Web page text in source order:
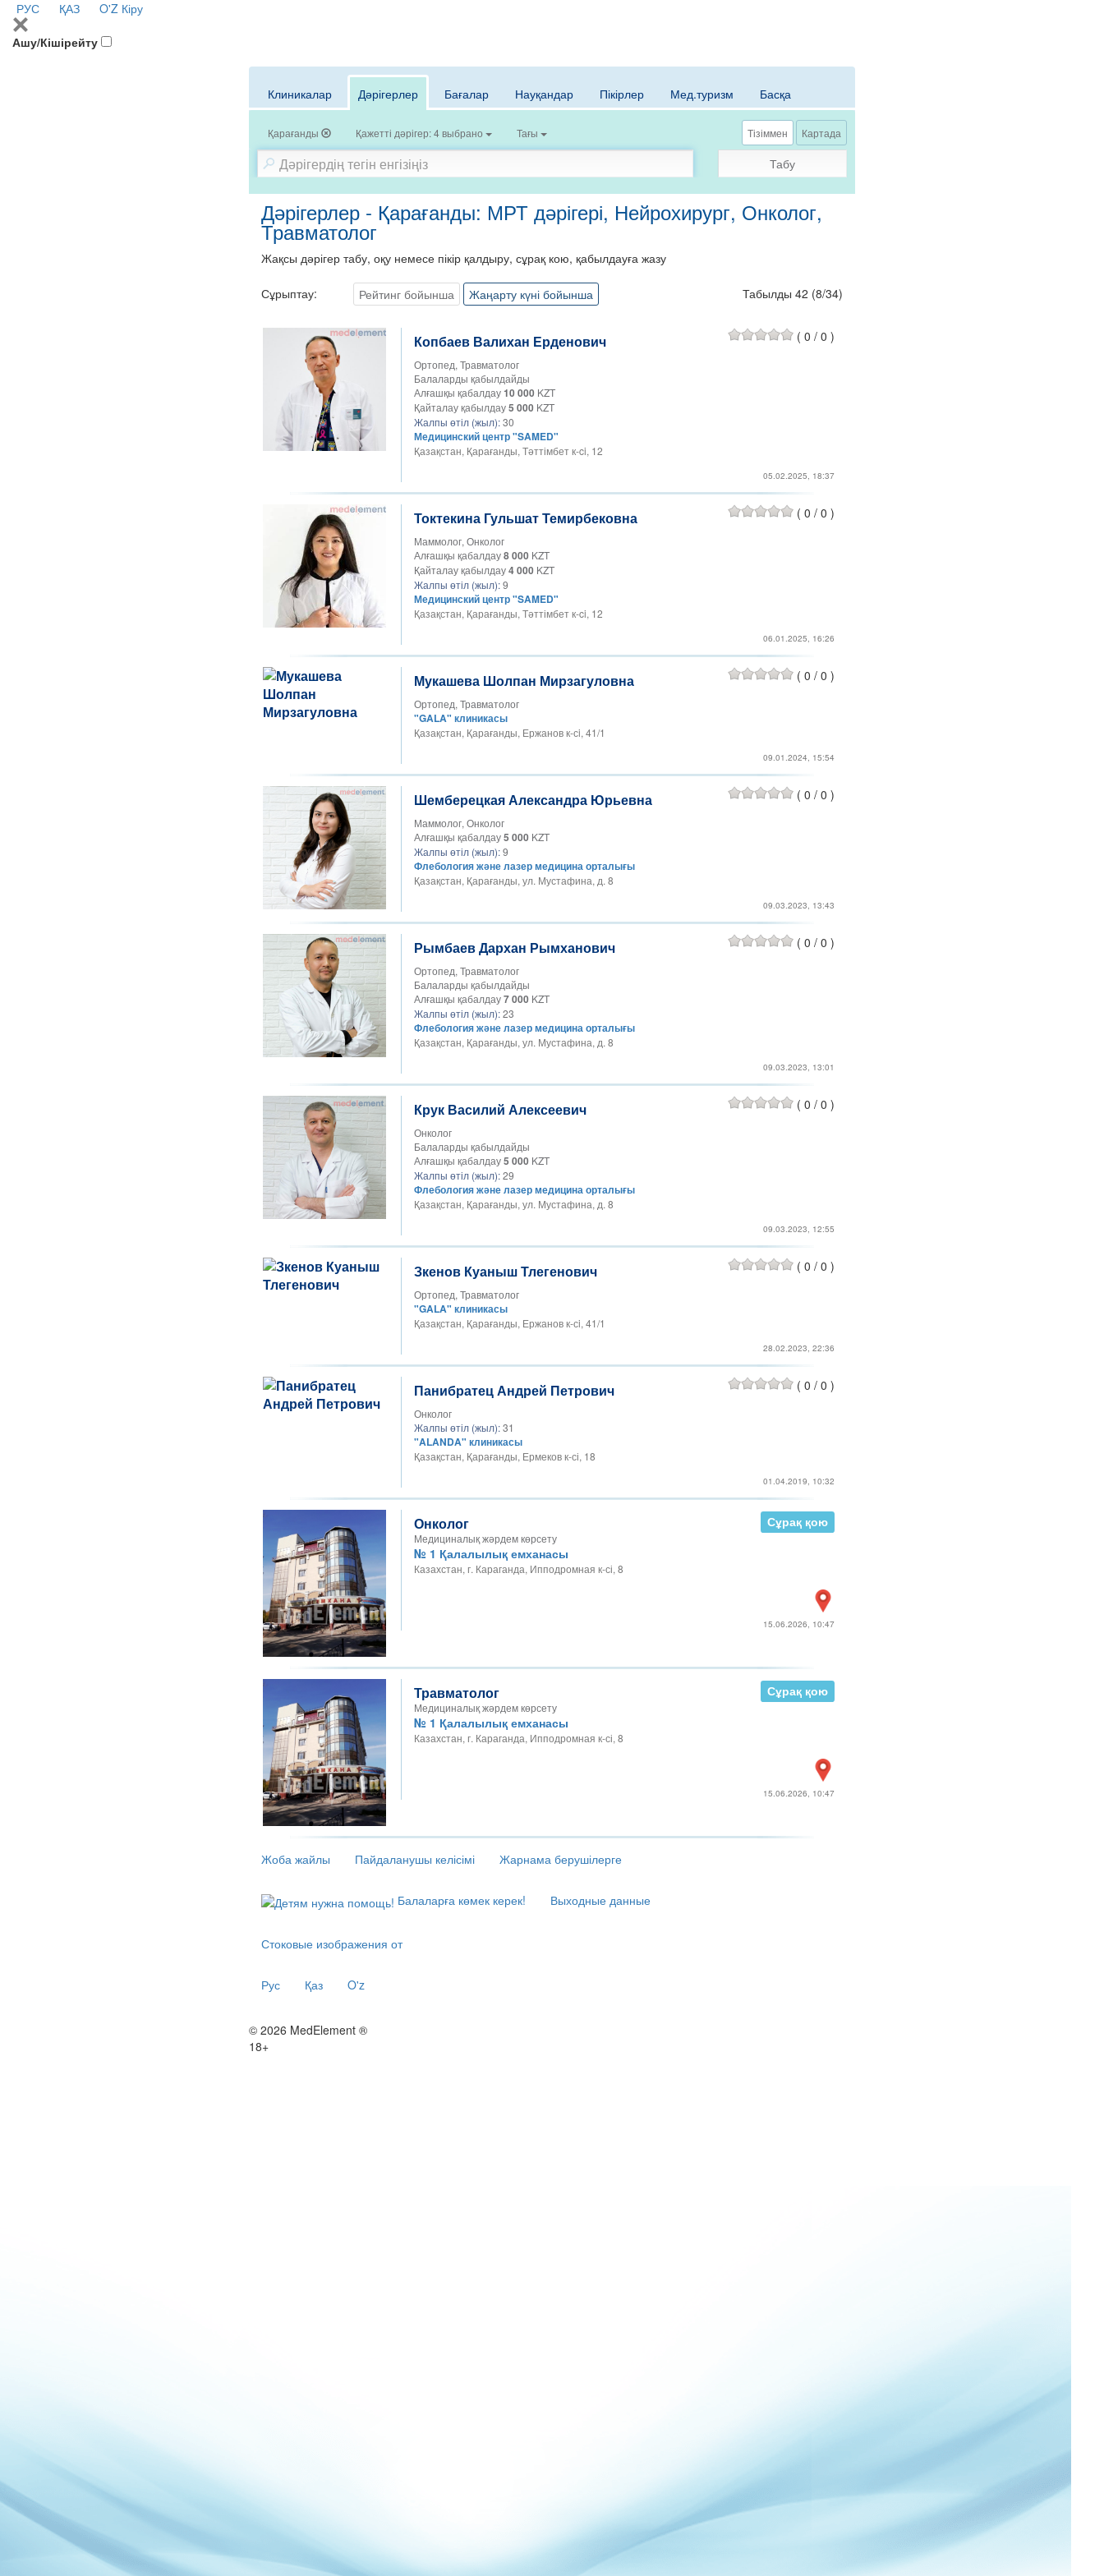
РУС ҚАЗ O'Z Кіру
Ашу/Кішірейту
Клиникалар Дәрігерлер Бағалар Науқандар Пікірлер Мед.туризм Басқа
Қарағанды Қажетті дәрігер: 4 выбрано Тағы Тізіммен Картада
Табу
Дәрігерлер - Қарағанды: МРТ дәрігері, Нейрохирург, Онколог,
Травматолог
Жақсы дәрігер табу, оқу немесе пікір қалдыру, сұрақ кою, қабылдауға жазу
Сұрыптау: Рейтинг бойынша Жаңарту күні бойынша Табылды 42 (8/34)
Копбаев Валихан Ерденович
Ортопед, Травматолог
Балаларды қабылдайды
Алғашқы қабалдау10 000KZT
Қайталау қабылдау5 000KZT
Жалпы өтіл (жыл):30
Медицинский центр "SAMED"
Қазақстан, Қарағанды, Тәттімбет к-ci, 12​
( 0 / 0 )
05.02.2025, 18:37
Токтекина Гульшат Темирбековна
Маммолог, Онколог
Алғашқы қабалдау8 000KZT
Қайталау қабылдау4 000KZT
Жалпы өтіл (жыл):9
Медицинский центр "SAMED"
Қазақстан, Қарағанды, Тәттімбет к-ci, 12​
( 0 / 0 )
06.01.2025, 16:26
Мукашева Шолпан Мирзагуловна
Ортопед, Травматолог
"GALA" клиникасы
Қазақстан, Қарағанды, Ержанов к-сi, 41/1
( 0 / 0 )
09.01.2024, 15:54
Шемберецкая Александра Юрьевна
Маммолог, Онколог
Алғашқы қабалдау5 000KZT
Жалпы өтіл (жыл):9
Флебология және лазер медицина орталығы
Қазақстан, Қарағанды, ул. Мустафина, д. 8
( 0 / 0 )
09.03.2023, 13:43
Рымбаев Дархан Рымханович
Ортопед, Травматолог
Балаларды қабылдайды
Алғашқы қабалдау7 000KZT
Жалпы өтіл (жыл):23
Флебология және лазер медицина орталығы
Қазақстан, Қарағанды, ул. Мустафина, д. 8
( 0 / 0 )
09.03.2023, 13:01
Крук Василий Алексеевич
Онколог
Балаларды қабылдайды
Алғашқы қабалдау5 000KZT
Жалпы өтіл (жыл):29
Флебология және лазер медицина орталығы
Қазақстан, Қарағанды, ул. Мустафина, д. 8
( 0 / 0 )
09.03.2023, 12:55
Зкенов Куаныш Тлегенович
Ортопед, Травматолог
"GALA" клиникасы
Қазақстан, Қарағанды, Ержанов к-сi, 41/1
( 0 / 0 )
28.02.2023, 22:36
Панибратец Андрей Петрович
Онколог
Жалпы өтіл (жыл):31
"ALANDA" клиникасы
Қазақстан, Қарағанды, Ермеков к-сі, 18
( 0 / 0 )
01.04.2019, 10:32
Онколог
Медициналық жәрдем көрсету
№ 1 Қалалылық емханасы
Казахстан, г. Караганда, Ипподромная к-сі, 8
Сұрақ қою
15.06.2026, 10:47
Травматолог
Медициналық жәрдем көрсету
№ 1 Қалалылық емханасы
Казахстан, г. Караганда, Ипподромная к-сі, 8
Сұрақ қою
15.06.2026, 10:47
Жоба жайлы Пайдаланушы келісімі Жарнама берушілерге
Балаларға көмек керек! Выходные данные
Стоковые изображения от
Рус Қаз O'z
© 2026 MedElement ®
18+